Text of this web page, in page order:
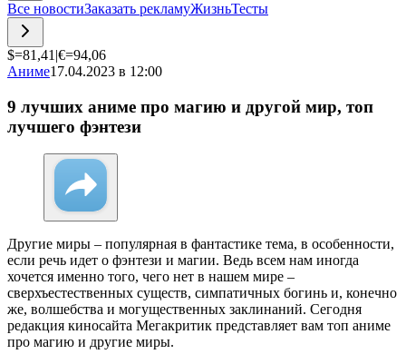
Все новостиЗаказать рекламуЖизньТесты
$=81,41 |€=94,06
Аниме17.04.2023 в 12:00
9 лучших аниме про магию и другой мир, топ
лучшего фэнтези
Другие миры – популярная в фантастике тема, в особенности,
если речь идет о фэнтези и магии. Ведь всем нам иногда
хочется именно того, чего нет в нашем мире –
сверхъестественных существ, симпатичных богинь и, конечно
же, волшебства и могущественных заклинаний. Сегодня
редакция киносайта Мегакритик представляет вам топ аниме
про магию и другие миры.